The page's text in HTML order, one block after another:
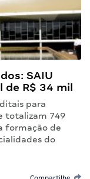
SAIU
de R$ 34 mil
para
totalizam 749
formação de
do